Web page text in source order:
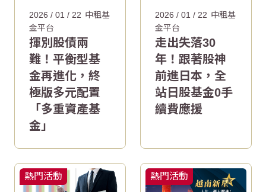
2026 / 01 / 22 中租基
金平台
揮別股債兩
難！平衡型基
金再進化，終
極版多元配置
「多重資產基
金」
2026 / 01 / 22 中租基
金平台
走出失落30
年！跟著股神
前進日本，全
站日股基金0手
續費應援
熱門活動 熱門活動